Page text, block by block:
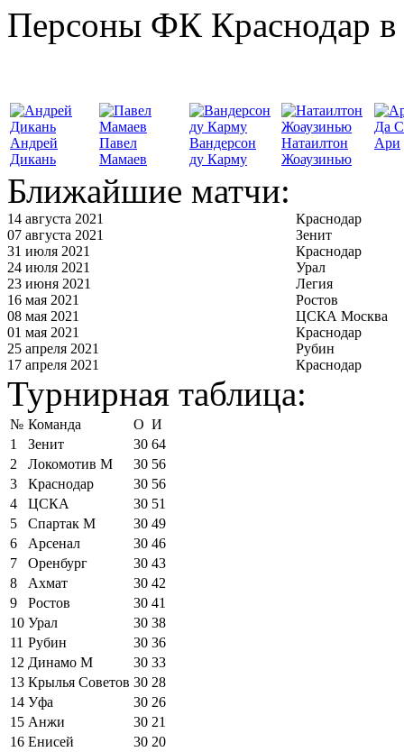
Персоны ФК Краснодар в
Андрей
Дикань
Павел
Мамаев
Вандерсон
ду Карму
Натаилтон
Жоаузинью
Да
Ари
Ближайшие матчи:
14 августа 2021
Краснодар
07 августа 2021
Зенит
31 июля 2021
Краснодар
24 июля 2021
Урал
23 июня 2021
Легия
16 мая 2021
Ростов
08 мая 2021
ЦСКА Москва
01 мая 2021
Краснодар
25 апреля 2021
Рубин
17 апреля 2021
Краснодар
Турнирная таблица:
№ Команда О И
1
Зенит 30 64
2
Локомотив М 30 56
3
Краснодар 30 56
4
ЦСКА 30 51
5
Спартак М 30 49
6
Арсенал 30 46
7
Оренбург 30 43
8
Ахмат 30 42
9
Ростов 30 41
10 Урал 30 38
11 Рубин 30 36
12 Динамо М 30 33
13 Крылья Советов 30 28
14 Уфа 30 26
15 Анжи 30 21
16 Енисей 30 20